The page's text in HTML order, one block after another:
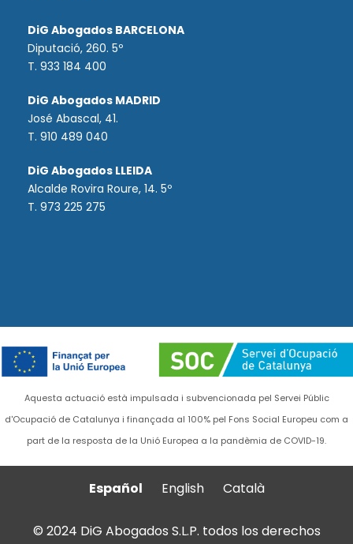
DiG Abogados BARCELONA
Diputació, 260. 5º
T. 933 184 400
DiG Abogados MADRID
José Abascal, 41.
T. 910 489 040
DiG Abogados LLEIDA
Alcalde Rovira Roure, 14. 5º
T. 973 225 275
Aquesta actuació està impulsada i subvencionada pel Servei Públic
d'Ocupació de Catalunya i finançada al 100% pel Fons Social Europeu com a
part de la resposta de la Unió Europea a la pandèmia de COVID-19.
Español English Català
© 2024 DiG Abogados S.L.P. todos los derechos